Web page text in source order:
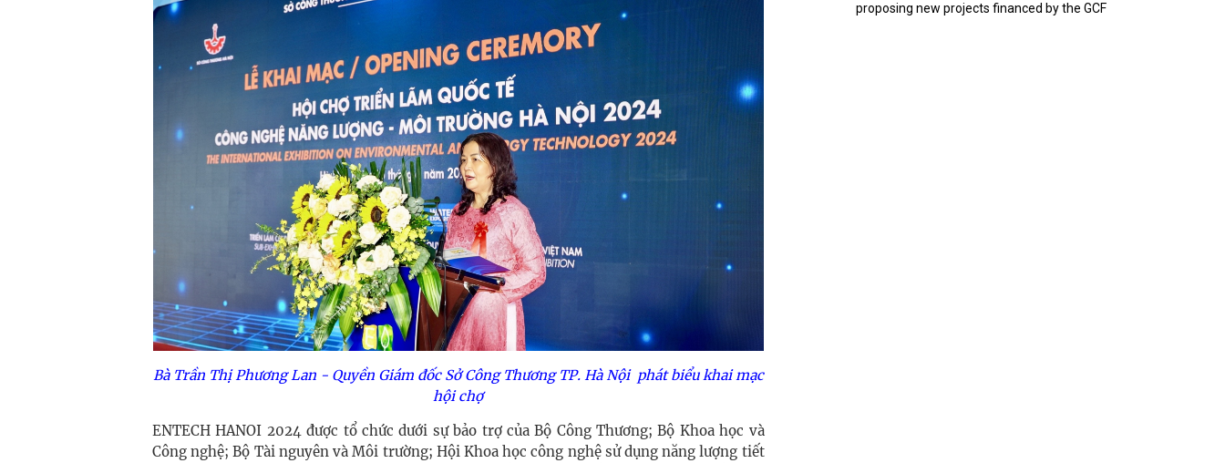
Bà Trần Thị Phương Lan - Quyền Giám đốc Sở Công Thương TP. Hà Nội phát biểu khai mạc
hội chợ
ENTECH HANOI 2024 được tổ chức dưới sự bảo trợ của Bộ Công Thương; Bộ Khoa học và
Công nghệ; Bộ Tài nguyên và Môi trường; Hội Khoa học công nghệ sử dụng năng lượng tiết
proposing new projects financed by the GCF